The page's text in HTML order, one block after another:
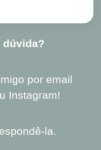
dúvida?
por email
Instagram!
la.